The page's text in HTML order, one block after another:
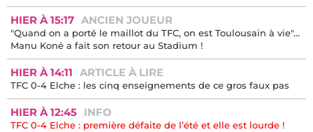
HIER À 15:17 ANCIEN JOUEUR
"Quand on a porté le maillot du TFC, on est Toulousain à vie"...
Manu Koné a fait son retour au Stadium !
HIER À 14:11 ARTICLE À LIRE
TFC 0-4 Elche : les cinq enseignements de ce gros faux pas
HIER À 12:45 INFO
TFC 0-4 Elche : première défaite de l’été et elle est lourde !